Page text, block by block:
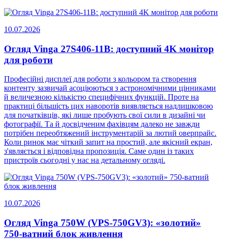
10.07.2026
Огляд Vinga 27S406-11B: доступний 4K монітор
для роботи
Професійні дисплеї для роботи з кольором та створення
контенту зазвичай асоціюються з астрономічними цінниками
й величезною кількістю специфічних функцій. Проте на
практиці більшість цих наворотів виявляється надлишковою
для початківців, які лише пробують свої сили в дизайні чи
фотографії. Та й досвідченим фахівцям далеко не завжди
потрібен переобтяжений інструментарій за лютий оверпрайс.
Коли ринок має чіткий запит на простий, але якісний екран,
з'являється і відповідна пропозиція. Саме один із таких
пристроїв сьогодні у нас на детальному огляді.
10.07.2026
Огляд Vinga 750W (VPS-750GV3): «золотий»
750-ватний блок живлення